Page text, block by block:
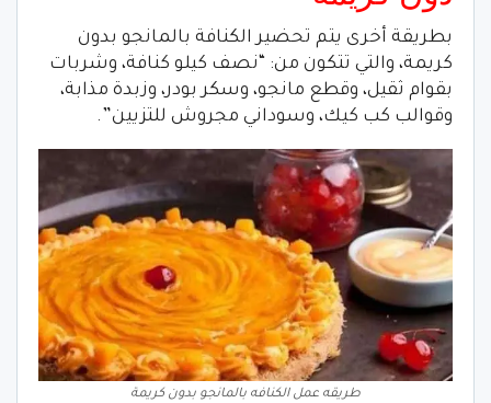
بطريقة أخرى يتم تحضير الكنافة بالمانجو بدون
كريمة، والتي تتكون من: “نصف كيلو كنافة، وشربات
بقوام ثقيل، وقطع مانجو، وسكر بودر، وزبدة مذابة،
وقوالب كب كيك، وسوداني مجروش للتزيين”.
طريقه عمل الكنافه بالمانجو بدون كريمة